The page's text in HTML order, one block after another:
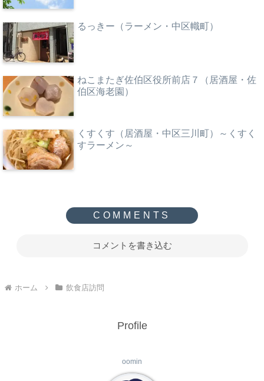
るっきー（ラーメン・中区幟町）
ねこまたぎ佐伯区役所前店７（居酒屋・佐
伯区海老園）
くすくす（居酒屋・中区三川町）～くすく
すラーメン～
コメントを書き込む
ホーム 飲食店訪問
Profile
oomin